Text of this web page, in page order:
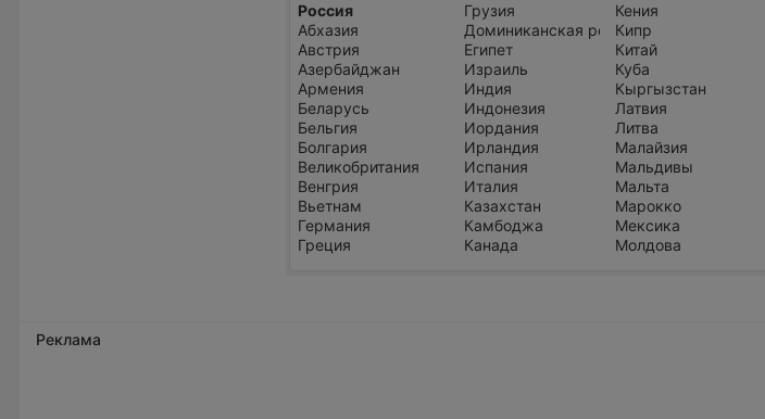
Россия
Абхазия
Австрия
Азербайджан
Армения
Беларусь
Бельгия
Болгария
Великобритания
Венгрия
Вьетнам
Германия
Греция
Грузия
Доминиканская республика
Египет
Израиль
Индия
Индонезия
Иордания
Ирландия
Испания
Италия
Казахстан
Камбоджа
Канада
Кения
Кипр
Китай
Куба
Кыргызстан
Латвия
Литва
Малайзия
Мальдивы
Мальта
Марокко
Мексика
Молдова
Реклама